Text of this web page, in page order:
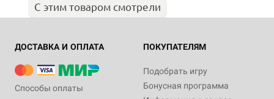
С этим товаром смотрели
ДОСТАВКА И ОПЛАТА
Способы оплаты
ПОКУПАТЕЛЯМ
Подобрать игру
Бонусная программа